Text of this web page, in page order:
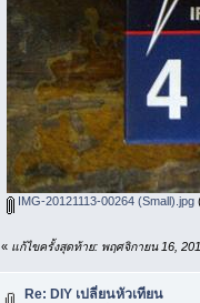
IMG-20121113-00264 (Small).jpg
« แก้ไขครั้งสุดท้าย: พฤศจิกายน 16,
Re: DIY เปลี่ยนหัวเทียน